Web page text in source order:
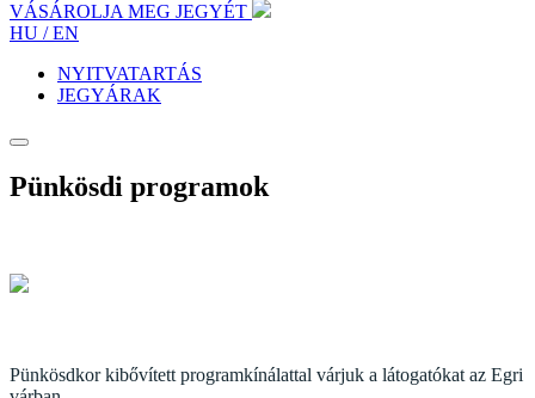
VÁSÁROLJA MEG JEGYÉT
HU /EN
NYITVATARTÁS
JEGYÁRAK
Pünkösdi programok
Pünkösdkor kibővített programkínálattal várjuk a látogatókat az Egri